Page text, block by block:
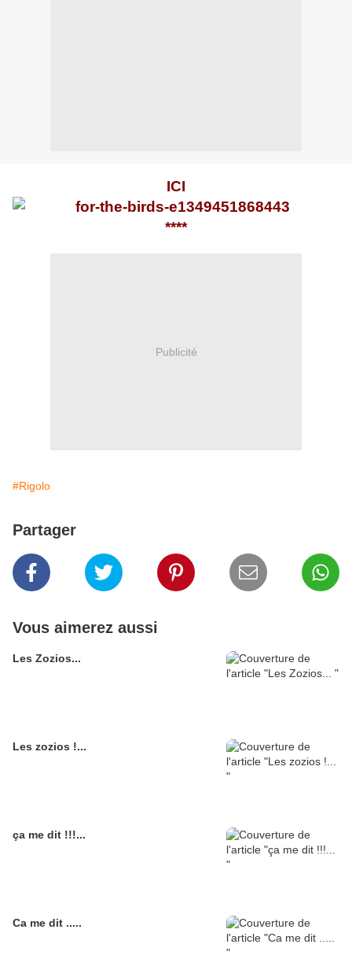
ICI
****
Publicité
#Rigolo
Partager
Vous aimerez aussi
Les Zozios...
Les zozios !...
ça me dit !!!...
Ca me dit .....